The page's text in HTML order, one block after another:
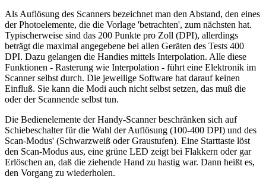
Als Auflösung des Scanners bezeichnet man den Abstand, den eines
der Photoelemente, die die Vorlage 'betrachten', zum nächsten hat.
Typischerweise sind das 200 Punkte pro Zoll (DPI), allerdings
beträgt die maximal angegebene bei allen Geräten des Tests 400
DPI. Dazu gelangen die Handies mittels Interpolation. Alle diese
Funktionen - Rasterung wie Interpolation - führt eine Elektronik im
Scanner selbst durch. Die jeweilige Software hat darauf keinen
Einfluß. Sie kann die Modi auch nicht selbst setzen, das muß die
oder der Scannende selbst tun.
Die Bedienelemente der Handy-Scanner beschränken sich auf
Schiebeschalter für die Wahl der Auflösung (100-400 DPI) und des
Scan-Modus' (Schwarzweiß oder Graustufen). Eine Starttaste löst
den Scan-Modus aus, eine grüne LED zeigt bei Flakkern oder gar
Erlöschen an, daß die ziehende Hand zu hastig war. Dann heißt es,
den Vorgang zu wiederholen.